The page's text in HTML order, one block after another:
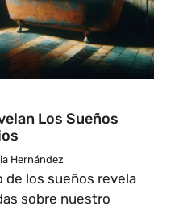
Los Sueños
Hernández
de los sueños revela
sobre nuestro